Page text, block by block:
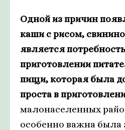
Одной из причин
каши с рисом,
является
приготовлении
пищи, которая была
проста в
малонаселенных
особенно важна была